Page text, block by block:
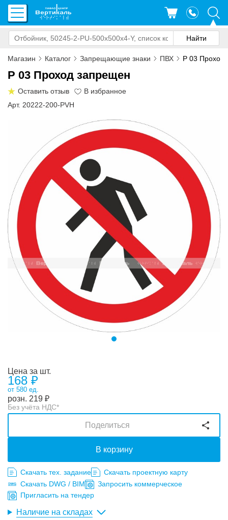
Магазин Каталог Запрещающие знаки ПВХ P 03 Проход
P 03 Проход запрещен
Оставить отзыв
Арт. 20222-200-PVH
Цена за шт.
168 ₽
от 580 ед.
розн. 219 ₽
Без учёта НДС*
В корзину
Поделиться
Скачать тех. задание
Скачать проектную карту
Скачать DWG / BIM
Запросить коммерческое
Пригласить на тендер
Наличие на складах